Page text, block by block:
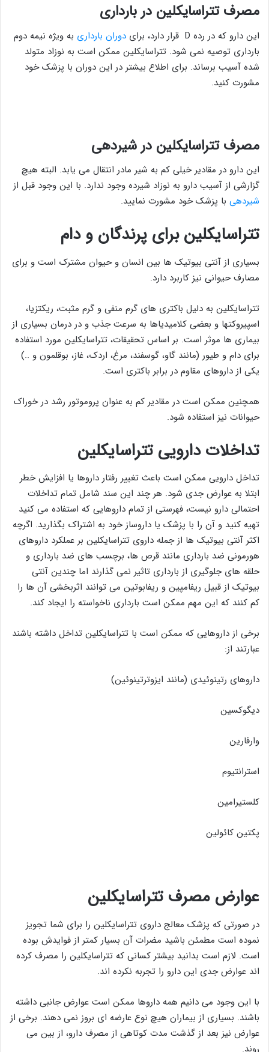
مصرف تتراسایکلین در بارداری
این دارو که در رده D قرار دارد، برای دوران بارداری به ویژه نیمه دوم
بارداری توصیه نمی شود. تتراسایکلین ممکن است به نوزاد متولد
شده آسیب برساند. برای اطلاع بیشتر در این دوران با پزشک خود
مشورت کنید.
مصرف تتراسایکلین در شیردهی
این دارو در مقادیر خیلی کم به شیر مادر انتقال می یابد. البته هیچ
گزارشی از آسیب دارو به نوزاد شیرده وجود ندارد. با این وجود قبل از
شیردهی با پزشک خود مشورت نمایید.
تتراسایکلین برای پرندگان و دام
بسیاری از آنتی بیوتیک ها بین انسان و حیوان مشترک است و برای
مصارف حیوانی نیز کاربرد دارد.
تتراسایکلین به دلیل باکتری های گرم منفی و گرم مثبت، ریکتزیا،
اسپیروکتها و بعضی کلامیدیاها به سرعت جذب و در درمان بسیاری از
بیماری ها موثر است. بر اساس تحقیقات، تتراسایکلین مورد استفاده
برای دام و طیور (مانند گاو، گوسفند، مرغ، اردک، غاز، بوقلمون و ..)
یکی از داروهای مقاوم در برابر باکتری است.
همچنین ممکن است در مقادیر کم به عنوان پروموتور رشد در خوراک
حیوانات نیز استفاده شود.
تداخلات دارویی تتراسایکلین
تداخل دارویی ممکن است باعث تغییر رفتار داروها یا افزایش خطر
ابتلا به عوارض جدی شود. هر چند این سند شامل تمام تداخلات
احتمالی دارو نیست، فهرستی از تمام داروهایی که استفاده می کنید
تهیه کنید و آن را با پزشک یا داروساز خود به اشتراک بگذارید. اگرچه
اکثر آنتی بیوتیک ها از جمله داروی تتراسایکلین بر عملکرد داروهای
هورمونی ضد بارداری مانند قرص ها، برچسب های ضد بارداری و
حلقه های جلوگیری از بارداری تاثیر نمی گذارند اما چندین آنتی
بیوتیک از قبیل ریفامپین و ریفابوتین می توانند اثربخشی آن ها را
کم کنند که این مهم ممکن است بارداری ناخواسته را ایجاد کند.
برخی از داروهایی که ممکن است با تتراسایکلین تداخل داشته باشند
عبارتند از:
داروهای رتینوئیدی (مانند ایزوترتینوئین)
دیگوکسین
وارفارین
استرانتیوم
کلستیرامین
پکتین کائولین
عوارض مصرف تتراسایکلین
در صورتی که پزشک معالج داروی تتراسایکلین را برای شما تجویز
نموده است مطمئن باشید مضرات آن بسیار کمتر از فوایدش بوده
است. لازم است بدانید بیشتر کسانی که تتراسایکلین را مصرف کرده
اند عوارض جدی این دارو را تجربه نکرده اند.
با این وجود می دانیم همه داروها ممکن است عوارض جانبی داشته
باشند. بسیاری از بیماران هیچ نوع عارضه ای بروز نمی دهند. برخی از
عوارض نیز بعد از گذشت مدت کوتاهی از مصرف دارو، از بین می
روند.